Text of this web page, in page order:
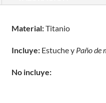
Material:Titanio
Incluye: Estuche y Paño de
No incluye: